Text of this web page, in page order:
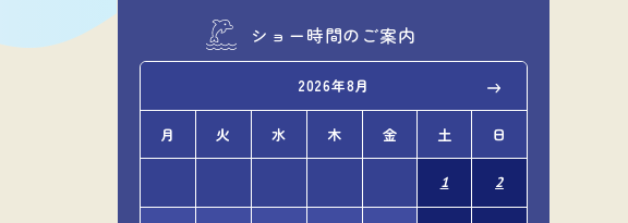
ショー時間のご案内
2026年8月
月 火 水 木 金 土 日
1 2